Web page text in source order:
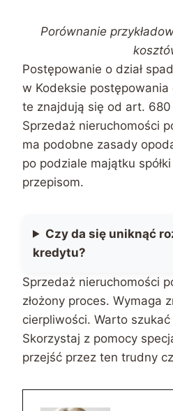
Porównanie
Postępowanie o dział
w Kodeksie
te znajdują się od art.
Sprzedaż nieruchomości
ma podobne zasady
po podziale majątku
przepisom.
Czy da się uniknąć
kredytu?
Sprzedaż nieruchomości
złożony proces. Wymaga
cierpliwości. Warto
Skorzystaj z pomocy
przejść przez ten trudny